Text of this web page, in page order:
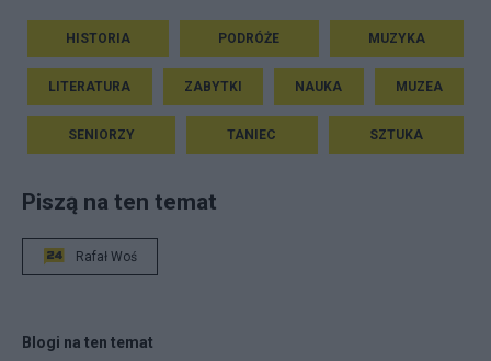
HISTORIA PODRÓŻE MUZYKA
LITERATURA ZABYTKI NAUKA MUZEA
SENIORZY TANIEC SZTUKA
Piszą na ten temat
Rafał Woś
Blogi na ten temat